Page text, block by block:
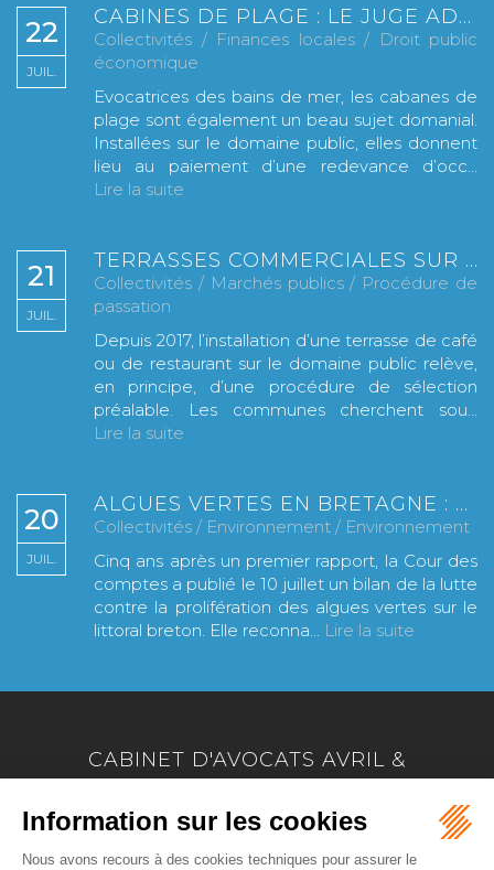
CABINES DE PLAGE : LE JUGE ADMET DES REDEVANCES REVALORISÉES, À CONDITION DE LES ASSEOIR SUR LES « AVANTAGES PROCURÉS »
22
JUIL.
Collectivités / Finances locales/ Droit public
économique
Evocatrices des bains de mer, les cabanes de
plage sont également un beau sujet domanial.
Installées sur le domaine public, elles donnent
lieu au paiement d’une redevance d’occ...
Lire la suite
TERRASSES COMMERCIALES SUR LE DOMAINE PUBLIC : JUSQU’OÙ PEUT-ON SE PASSER DE MISE EN CONCURRENCE ?
21
JUIL.
Collectivités / Marchés publics/ Procédure de
passation
Depuis 2017, l’installation d’une terrasse de café
ou de restaurant sur le domaine public relève,
en principe, d’une procédure de sélection
préalable. Les communes cherchent sou...
Lire la suite
ALGUES VERTES EN BRETAGNE : LA COUR DES COMPTES SALUE DES « AVANCÉES RÉELLES » MAIS RÉCLAME UN EFFORT RENFORCÉ
20
JUIL.
Collectivités / Environnement / Environnement
Cinq ans après un premier rapport, la Cour des
comptes a publié le 10 juillet un bilan de la lutte
contre la prolifération des algues vertes sur le
littoral breton. Elle reconna... Lire la suite
CABINET D'AVOCATS AVRIL &
22042 SAINT BRIEUC